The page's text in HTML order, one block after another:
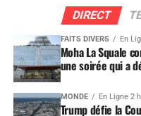
DIRECT
FAITS DIVERS En
Moha La Squale
une soirée qui a
MONDE En Ligne 2
Trump défie la